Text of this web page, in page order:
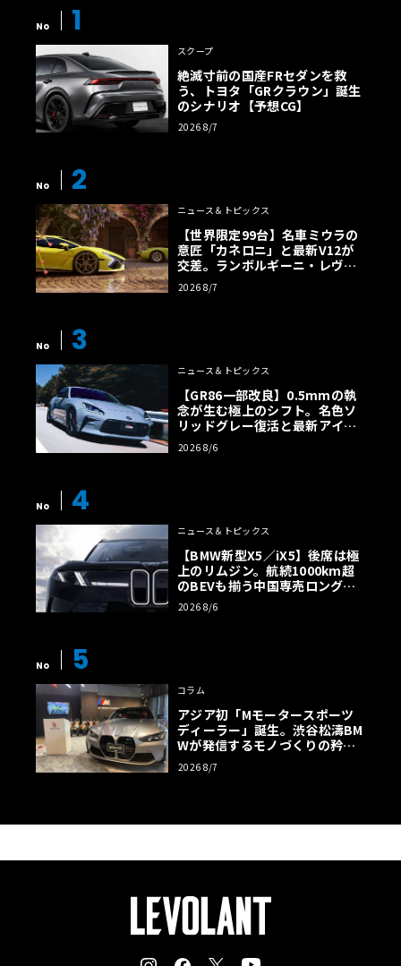
No 1
スクープ
絶滅寸前の国産FRセダンを救
う、トヨタ「GRクラウン」誕生
のシナリオ【予想CG】
2026 8/7
No 2
ニュース＆トピックス
【世界限定99台】名車ミウラの
意匠「カネロニ」と最新V12が
交差。ランボルギーニ・レヴエ
ルトに60周年記念車が登場
2026 8/7
No 3
ニュース＆トピックス
【GR86一部改良】0.5mmの執
念が生む極上のシフト。名色ソ
リッドグレー復活と最新アイサ
イトでFRの極みへ
2026 8/6
No 4
ニュース＆トピックス
【BMW新型X5／iX5】後席は極
上のリムジン。航続1000km超
のBEVも揃う中国専売ロング仕
様の全貌
2026 8/6
No 5
コラム
アジア初「Mモータースポーツ
ディーラー」誕生。渋谷松濤BM
Wが発信するモノづくりの矜持
【木下隆之コラム】
2026 8/7